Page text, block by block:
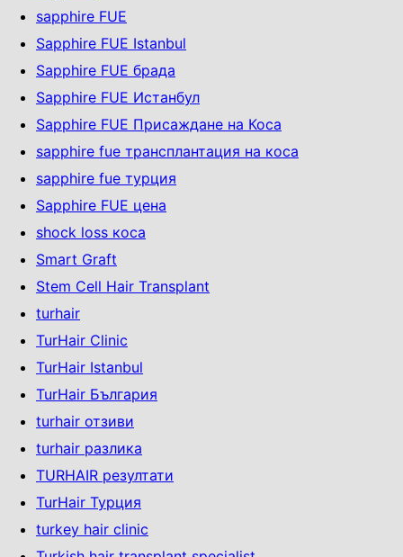
sapphire FUE
Sapphire FUE Istanbul
Sapphire FUE брада
Sapphire FUE Истанбул
Sapphire FUE Присаждане на Коса
sapphire fue трансплантация на коса
sapphire fue турция
Sapphire FUE цена
shock loss коса
Smart Graft
Stem Cell Hair Transplant
turhair
TurHair Clinic
TurHair Istanbul
TurHair България
turhair отзиви
turhair разлика
TURHAIR резултати
TurHair Турция
turkey hair clinic